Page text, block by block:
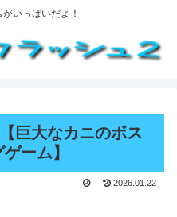
いっぱいだよ！
巨大なカニのボス
ーム】
2026.01.22